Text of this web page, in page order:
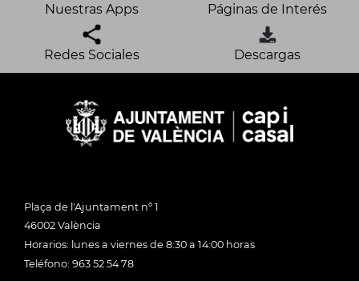
Nuestras Apps Páginas de Interés
Redes Sociales Descargas
Plaça de l'Ajuntament nº 1
46002 València
Horarios: lunes a viernes de 8:30 a 14:00 horas
Teléfono: 963 52 54 78